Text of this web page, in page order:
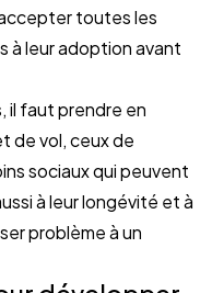
toutes les
à leur adoption avant
il faut prendre en
de vol, ceux de
sociaux qui peuvent
à leur longévité et à
problème à un